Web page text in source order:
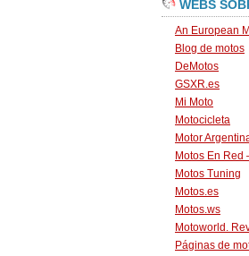
WEBS
An European
Blog de motos
DeMotos
GSXR.es
Mi Moto
Motocicleta
Motor
Motos En Red
Motos Tuning
Motos.es
Motos.ws
Motoworld.
Páginas de